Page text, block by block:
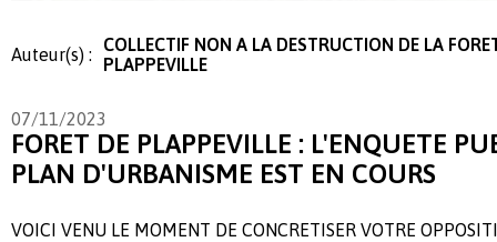
Auteur(s) :
COLLECTIF NON A LA DESTRUCTION DE LA
PLAPPEVILLE
07/11/2023
FORET DE PLAPPEVILLE : L'ENQUETE
PLAN D'URBANISME EST EN COURS
VOICI VENU LE MOMENT DE CONCRETISER VOTRE